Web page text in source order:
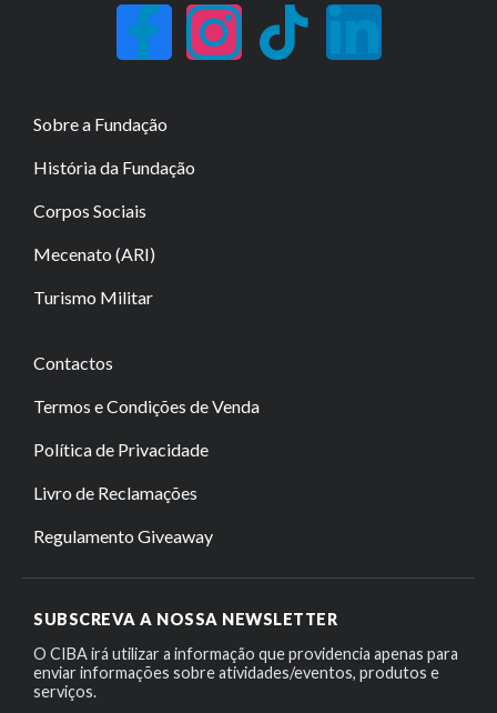
Sobre a Fundação
História da Fundação
Corpos Sociais
Mecenato (ARI)
Turismo Militar
Contactos
Termos e Condições de Venda
Política de Privacidade
Livro de Reclamações
Regulamento Giveaway
SUBSCREVA A NOSSA NEWSLETTER
O CIBA irá utilizar a informação que providencia apenas para
enviar informações sobre atividades/eventos, produtos e
serviços.